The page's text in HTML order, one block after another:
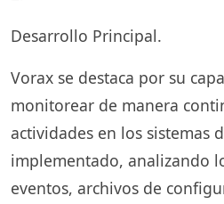
Desarrollo Principal.
Vorax se destaca por su
monitorear de manera
actividades en los sistemas
implementado, analizando
eventos, archivos de